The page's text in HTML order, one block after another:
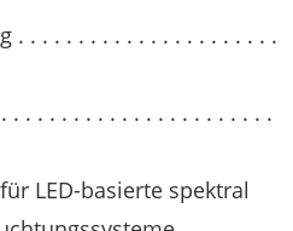
. . . . . . . . . . . . . . . . . . . . .
. . . . . . . . . . . . . . . . . . . . .
LED-basierte spektral